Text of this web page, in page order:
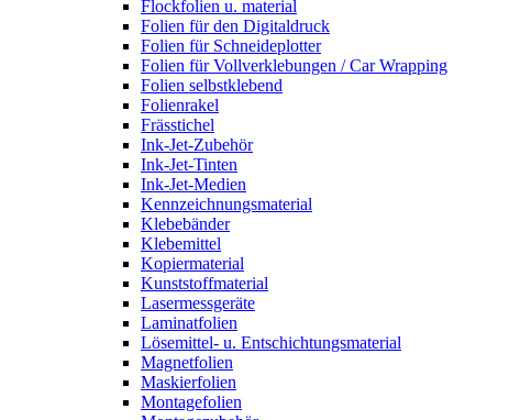
Flockfolien u. material
Folien für den Digitaldruck
Folien für Schneideplotter
Folien für Vollverklebungen / Car Wrapping
Folien selbstklebend
Folienrakel
Frässtichel
Ink-Jet-Zubehör
Ink-Jet-Tinten
Ink-Jet-Medien
Kennzeichnungsmaterial
Klebebänder
Klebemittel
Kopiermaterial
Kunststoffmaterial
Lasermessgeräte
Laminatfolien
Lösemittel- u. Entschichtungsmaterial
Magnetfolien
Maskierfolien
Montagefolien